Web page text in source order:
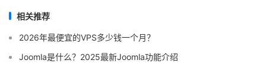
相关推荐
2026年最便宜的VPS多少钱一个月？
Joomla是什么？2025最新Joomla功能介绍